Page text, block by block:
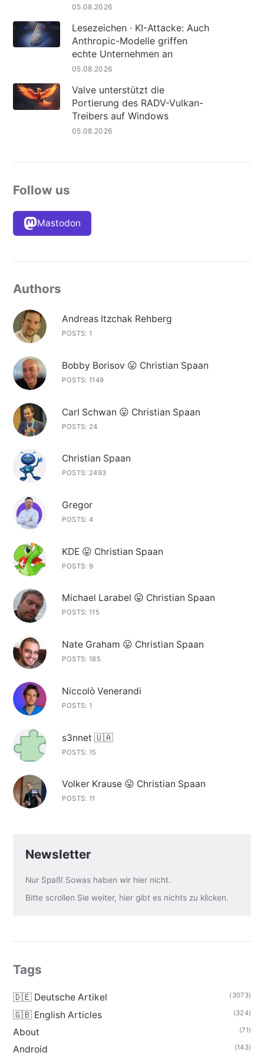
05.08.2026
Lesezeichen · KI-Attacke: Auch
Anthropic-Modelle griffen
echte Unternehmen an
05.08.2026
Valve unterstützt die
Portierung des RADV-Vulkan-
Treibers auf Windows
05.08.2026
Follow us
Mastodon
Authors
Andreas Itzchak Rehberg
POSTS: 1
Bobby Borisov 😛 Christian Spaan
POSTS: 1149
Carl Schwan 😛 Christian Spaan
POSTS: 24
Christian Spaan
POSTS: 2493
Gregor
POSTS: 4
KDE 😛 Christian Spaan
POSTS: 9
Michael Larabel 😛 Christian Spaan
POSTS: 115
Nate Graham 😛 Christian Spaan
POSTS: 185
Niccolò Venerandi
POSTS: 1
s3nnet 🇺🇦
POSTS: 15
Volker Krause 😛 Christian Spaan
POSTS: 11
Newsletter
Nur Spaß! Sowas haben wir hier nicht.
Bitte scrollen Sie weiter, hier gibt es nichts zu klicken.
Tags
🇩🇪 Deutsche Artikel (3073)
🇬🇧 English Articles (324)
About (71)
Android (143)